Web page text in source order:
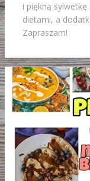
i piękną
dietami, a
Zapraszam!